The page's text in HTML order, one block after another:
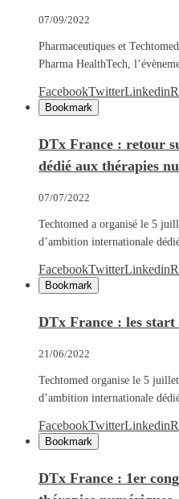
07/09/2022
Pharmaceutiques et
Pharma HealthTech,
FacebookTwitterLinkedin
Bookmark
DTx France : retour
dédié aux thérapies
07/07/2022
Techtomed a organisé le 5
d’ambition internationale
FacebookTwitterLinkedin
Bookmark
DTx France : les start
21/06/2022
Techtomed organise le 5
d’ambition internationale
FacebookTwitterLinkedin
Bookmark
DTx France : 1er